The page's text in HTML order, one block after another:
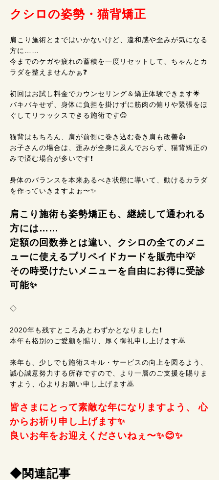
クシロの姿勢・猫背矯正
肩こり施術とまではいかないけど、違和感や歪みが気になる
方に……
今までのケガや疲れの蓄積を一度リセットして、ちゃんとカ
ラダを整えませんかぁ❓
初回はお試し料金でカウンセリング＆矯正体験できます🌟
バキバキせず、身体に負担を掛けずに筋肉の偏りや緊張をほ
ぐしてリラックスできる施術です😊
猫背はもちろん、肩が前側に巻き込む巻き肩も改善👍
お子さんの場合は、歪みが全身に及んでおらず、猫背矯正の
みで済む場合が多いです❗
身体のバランスを本来あるべき状態に導いて、動けるカラダ
を作っていきますよぉ〜✨
肩こり施術も姿勢矯正も、継続して通われる
方には……
定額の回数券とは違い、クシロの全てのメニ
ューに使えるプリペイドカードを販売中💡
その時受けたいメニューを自由にお得に受診
可能✨
◇
2020年も残すところあとわずかとなりました❗
本年も格別のご愛顧を賜り、厚く御礼申し上げます🙇
来年も、少しでも施術スキル・サービスの向上を図るよう、
誠心誠意努力する所存ですので、より一層のご支援を賜りま
すよう、心よりお願い申し上げます🙇
皆さまにとって素敵な年になりますよう、 心
からお祈り申し上げます✨
良いお年をお迎えくださいねぇ〜✨😊✨
◆関連記事